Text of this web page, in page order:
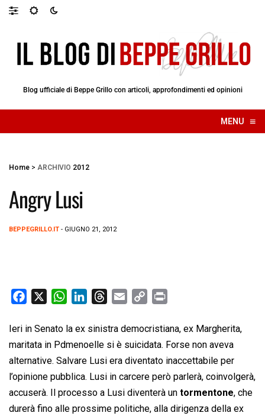
Blog ufficiale di Beppe Grillo con articoli, approfondimenti ed opinioni
MENU ≡
☰
Home > ARCHIVIO 2012
Angry Lusi
BEPPEGRILLO.IT - GIUGNO 21, 2012
c
e
b
o
o
k
W
a
t
s
A
p
p
n
k
e
d
I
n
r
e
a
d
s
a
i
l
p
y
L
i
n
k
i
n
t
Ieri in Senato la ex sinistra democristiana, ex Margherita,
maritata in Pdmenoelle si è suicidata. Forse non aveva
alternative. Salvare Lusi era diventato inaccettabile per
l’opinione pubblica. Lusi in carcere però parlerà, coinvolgerà,
accuserà. Il processo a Lusi diventerà un tormentone, che
durerà fino alle prossime politiche, alla dirigenza della ex